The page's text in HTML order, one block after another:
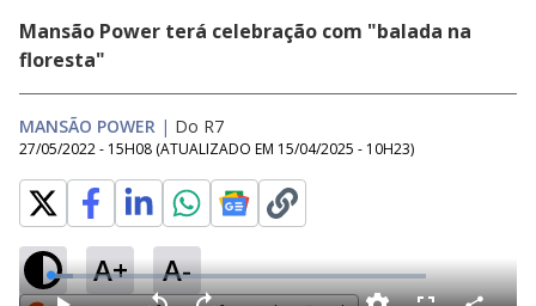
Mansão Power terá celebração com "balada na
floresta"
MANSÃO POWER | Do R7
27/05/2022 - 15H08 (ATUALIZADO EM 15/04/2025 - 10H23)
A+ A-
L
o